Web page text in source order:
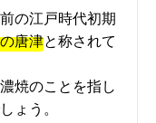
の江戸時代初期
唐津と称されて
焼のことを指し
ょう。